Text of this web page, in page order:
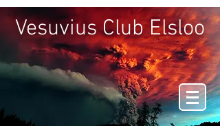
Vesuvius Club Elsloo